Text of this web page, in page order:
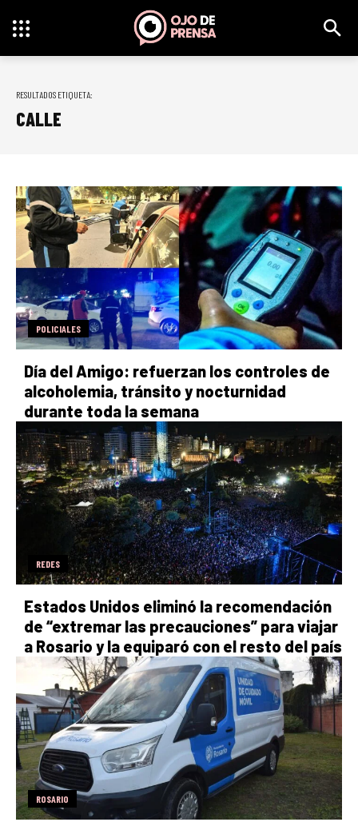
RESULTADOS ETIQUETA:
CALLE
POLICIALES
Día del Amigo: refuerzan los controles de
alcoholemia, tránsito y nocturnidad
durante toda la semana
REDES
Estados Unidos eliminó la recomendación
de “extremar las precauciones” para viajar
a Rosario y la equiparó con el resto del país
ROSARIO